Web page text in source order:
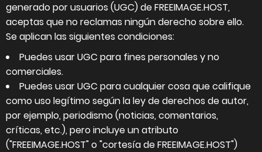
generado por usuarios (UGC) de FREEIMAGE.HOST,
aceptas que no reclamas ningún derecho sobre ello.
Se aplican las siguientes condiciones:
Puedes usar UGC para fines personales y no
comerciales.
Puedes usar UGC para cualquier cosa que califique
como uso legítimo según la ley de derechos de autor,
por ejemplo, periodismo (noticias, comentarios,
críticas, etc.), pero incluye un atributo
("FREEIMAGE.HOST" o "cortesía de FREEIMAGE.HOST")